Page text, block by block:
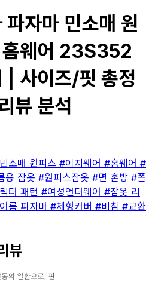
파자마 민소매 원
홈웨어 23S352
| 사이즈/핏 총정
뷰 분석
소매 원피스 #이지웨어 #홈웨어 #
용 잠옷 #원피스잠옷 #면 혼방 #폴
터 패턴 #여성언더웨어 #잠옷 리
름 파자마 #체형커버 #비침 #교환
뷰